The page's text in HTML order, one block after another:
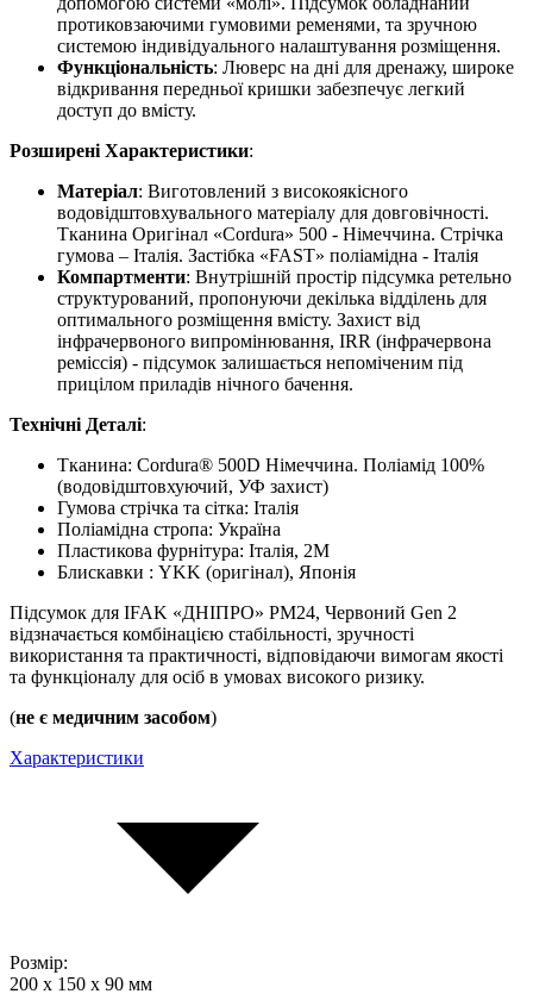
протиковзаючими гумовими ременями, та зручною
системою індивідуального налаштування розміщення.
Функціональність: Люверс на дні для дренажу, широке
відкривання передньої кришки забезпечує легкий
доступ до вмісту.
Розширені Характеристики:
Матеріал: Виготовлений з високоякісного
водовідштовхувального матеріалу для довговічності.
Тканина Оригінал «Cordura» 500 - Німеччина. Стрічка
гумова – Італія. Застібка «FAST» поліамідна - Італія
Компартменти: Внутрішній простір підсумка ретельно
структурований, пропонуючи декілька відділень для
оптимального розміщення вмісту. Захист від
інфрачервоного випромінювання, IRR (інфрачервона
реміссія) - підсумок залишається непоміченим під
прицілом приладів нічного бачення.
Технічні Деталі:
Тканина: Cordura® 500D Німеччина. Поліамід 100%
(водовідштовхуючий, УФ захист)
Гумова стрічка та сітка: Італія
Поліамідна стропа: Україна
Пластикова фурнітура: Італія, 2M
Блискавки : YKK (оригінал), Японія
Підсумок для IFAK «ДНІПРО» PM24, Червоний Gen 2
відзначається комбінацією стабільності, зручності
використання та практичності, відповідаючи вимогам якості
та функціоналу для осіб в умовах високого ризику.
(не є медичним засобом)
Характеристики
Розмір:
200 x 150 x 90 мм